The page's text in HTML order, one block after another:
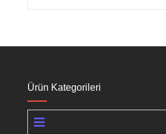
Ürün Kategorileri